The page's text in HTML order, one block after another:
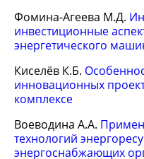
Фомина-Агеева М.Д.
инвестиционные
энергетического
Киселёв К.Б.
инновационных
комплексе
Воеводина А.А.
технологий
энергоснабжающих